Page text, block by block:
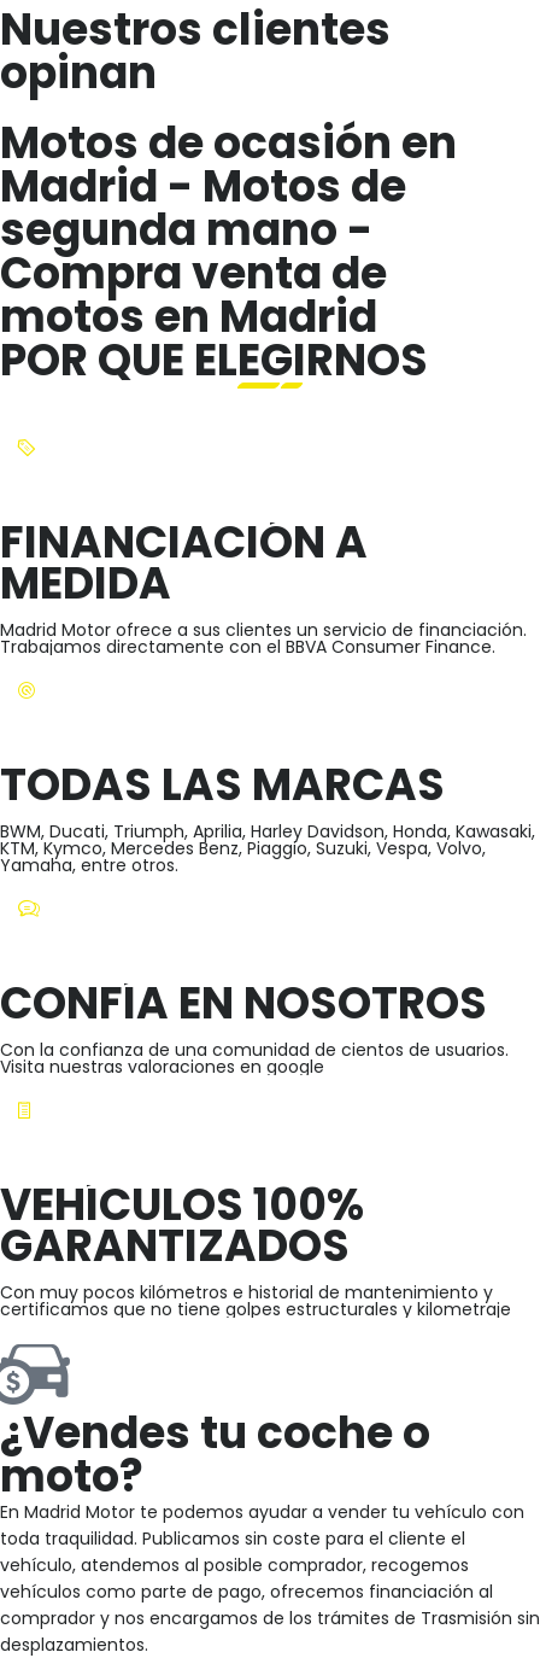
Nuestros clientes
opinan
Motos de ocasión en
Madrid - Motos de
segunda mano -
Compra venta de
motos en Madrid
POR QUE ELEGIRNOS
FINANCIACIÓN A
MEDIDA
Madrid Motor ofrece a sus clientes un servicio de financiación.
Trabajamos directamente con el BBVA Consumer Finance.
TODAS LAS MARCAS
BWM, Ducati, Triumph, Aprilia, Harley Davidson, Honda, Kawasaki,
KTM, Kymco, Mercedes Benz, Piaggio, Suzuki, Vespa, Volvo,
Yamaha, entre otros.
CONFÍA EN NOSOTROS
Con la confianza de una comunidad de cientos de usuarios.
Visita nuestras valoraciones en google
VEHÍCULOS 100%
GARANTIZADOS
Con muy pocos kilómetros e historial de mantenimiento y
certificamos que no tiene golpes estructurales y kilometraje
¿Vendes tu coche o
moto?
En Madrid Motor te podemos ayudar a vender tu vehículo con
toda traquilidad. Publicamos sin coste para el cliente el
vehículo, atendemos al posible comprador, recogemos
vehículos como parte de pago, ofrecemos financiación al
comprador y nos encargamos de los trámites de Trasmisión sin
desplazamientos.